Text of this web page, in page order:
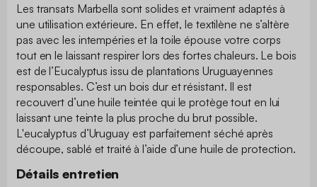
Les transats Marbella sont solides et vraiment adaptés à
une utilisation extérieure. En effet, le textilène ne s’altère
pas avec les intempéries et la toile épouse votre corps
tout en le laissant respirer lors des fortes chaleurs. Le bois
est de l’Eucalyptus issu de plantations Uruguayennes
responsables. C’est un bois dur et résistant. Il est
recouvert d’une huile teintée qui le protège tout en lui
laissant une teinte la plus proche du brut possible.
L'eucalyptus d’Uruguay est parfaitement séché après
découpe, sablé et traité à l’aide d’une huile de protection.
Détails entretien